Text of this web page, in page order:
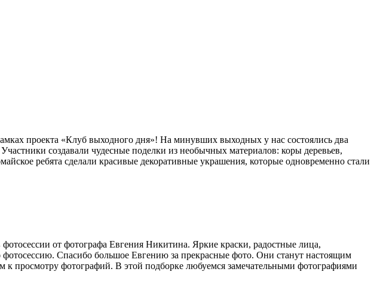
проекта «Клуб выходного дня»! На минувших выходных у нас состоялись два
создавали чудесные поделки из необычных материалов: коры деревьев,
ребята сделали красивые декоративные украшения, которые одновременно стали
от фотографа Евгения Никитина. Яркие краски, радостные лица,
Спасибо большое Евгению за прекрасные фото. Они станут настоящим
просмотру фотографий. В этой подборке любуемся замечательными фотографиями